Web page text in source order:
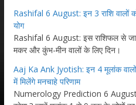
Rashifal 6 August: इन 3 राशि वालों
योग
Rashifal 6 August: इस राशिफल से
मकर और कुंभ-मीन वालों के लिए दिन।
Aaj Ka Ank Jyotish: इन 4 मूलांक
में मिलेंगे मनचाहे परिणाम
Numerology Prediction 6